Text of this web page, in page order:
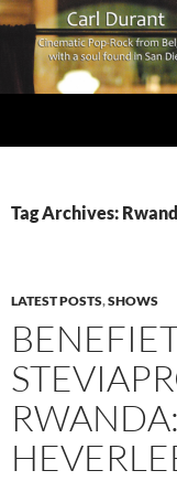
Tag Archives:
LATEST POSTS,SHOWS